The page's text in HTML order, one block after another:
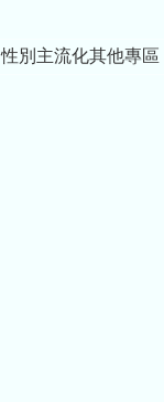
性別主流化其他專區